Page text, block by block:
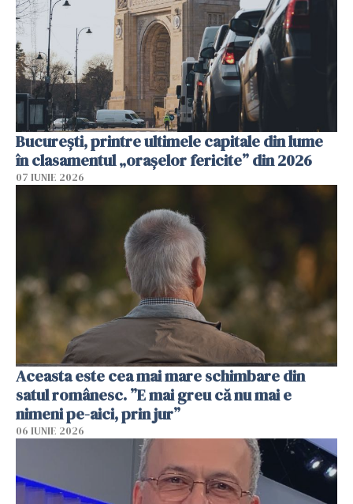
București, printre ultimele capitale din lume
în clasamentul „orașelor fericite” din 2026
07 IUNIE 2026
Aceasta este cea mai mare schimbare din
satul românesc. ”E mai greu că nu mai e
nimeni pe-aici, prin jur”
06 IUNIE 2026